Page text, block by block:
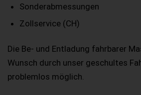
Sonderabmessungen
Zollservice (CH)
Die Be- und Entladung fahrbarer
Wunsch durch unser geschultes
problemlos möglich.